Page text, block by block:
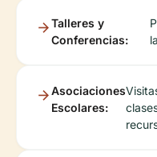
Talleres y
Conferencias:
Asociaciones
Escolares: